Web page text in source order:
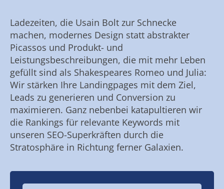
Ladezeiten, die Usain Bolt zur Schnecke
machen, modernes Design statt abstrakter
Picassos und Produkt- und
Leistungsbeschreibungen, die mit mehr Leben
gefüllt sind als Shakespeares Romeo und Julia:
Wir stärken Ihre Landingpages mit dem Ziel,
Leads zu generieren und Conversion zu
maximieren. Ganz nebenbei katapultieren wir
die Rankings für relevante Keywords mit
unseren SEO-Superkräften durch die
Stratosphäre in Richtung ferner Galaxien.